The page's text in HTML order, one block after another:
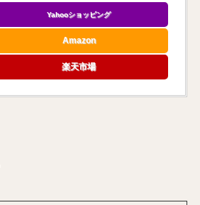
Yahooショッピング
Amazon
楽天市場